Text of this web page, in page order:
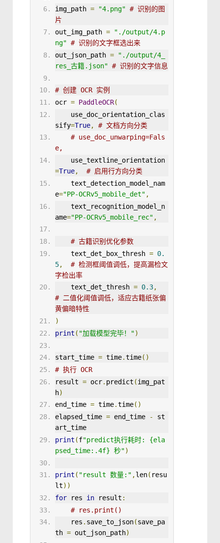
img_path = "4.png" # 识别的图
片
out_img_path =
"./output/4.p
ng" # 识别的文字框选出来
out_json_path =
"./output/4_
res_古籍.json" # 识别的文字信息
# 创建 OCR 实例
ocr = PaddleOCR(
sify=True,
# 文档方向分类
# use_doc_unwarping=Fals
e,
    use_textline_orientation
=True,
# 启用行方向分类
text_detection_model_nam
e="PP-OCRv5_mobile_det" ,
text_recognition_model_n
ame="PP-OCRv5_mobile_rec" ,
# 古籍识别优化参数
text_det_box_thresh = 0.
5,
# 检测框阈值调低，提高漏检文
字检出率
text_det_thresh = 0. 3,
# 二值化阈值调低，适应古籍纸张偏
黄偏暗特性
)
print ( "加载模型完毕！")
start_time = time.time()
# 执行 OCR
result = ocr. predict (img_pat
h)
end_time = time.time()
elapsed_time = end_time -
st
art_time
print (f"predict执行耗时: {ela
psed_time:.4f} 秒")
print ( "result 数量:" ,len( resu
lt))
for res in result :
# res.print()
    res
. save_to_json(save_pa
th = out_json_path)